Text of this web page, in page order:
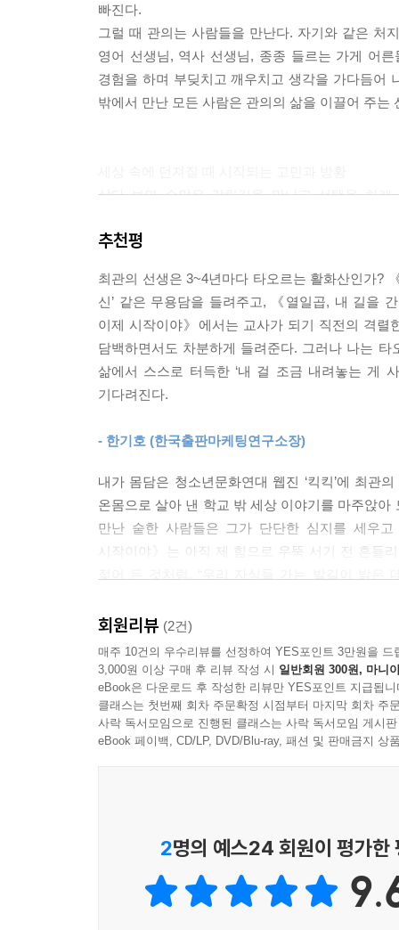
어려서야 부모나 어른 잘못 만나 그러려니 하지
이 말이여. --- p.233
누구의 딸, 누구의 아내, 누구의 엄마, 이런 거 말
마음껏 활짝 펼쳐보며 살아 봤냐는 거지.
빠진다.
그럴 때 관의는 사람들을 만난다. 자기와 같은 처
영어 선생님, 역사 선생님, 종종 들르는 가게 어
경험을 하며 부딪치고 깨우치고 생각을 가다듬어
밖에서 만난 모든 사람은 관의의 삶을 이끌어 주는
살다 보면 수많은 갈림길을 만나고 선택을 하
대학에서 무역을 공부하고 싶어 한다. 처음 대학
공부하지만, 수업 시간에 다른 짓만 하고 맨날
생각이 들기도 한다.
이리저리 방황하며 꿈을 찾아 헤매던 관의는 대
관의는 앞으로 어떻게 살아가야 할지 고민 끝에
시작이야》는 청소년 관의가 나다움을 찾아가는
헛걸음과 좌절을 겪으면서도 성장하는 열아홉 살
관의가 열다섯에 학교 밖 세상으로 던져질 때, 수
트럭을 팔아 보라고 물건을 내준 가게 아저씨, 고
공장장님, 언제나 든든히 관의를 바라보며 뒷바
이리저리 흔들리고 방황할 십 대 청소년들에게
따뜻한 격려와 무한한 응원을 전한다.
추천평
최관의 선생은 3~4년마다 타오르는 활화산인가?
신’ 같은 무용담을 들려주고, 《열일곱, 내 길을
이제 시작이야》에서는 교사가 되기 직전의 격
담백하면서도 차분하게 들려준다. 그러나 나는
삶에서 스스로 터득한 ‘내 걸 조금 내려놓는 게
기다려진다.
- 한기호 (한국출판마케팅연구소장)
내가 몸담은 청소년문화연대 웹진 ‘킥킥’에 최관
온몸으로 살아 낸 학교 밖 세상 이야기를 마주앉
만난 숱한 사람들은 그가 단단한 심지를 세우
시작이야》는 아직 제 힘으로 우뚝 서기 전 흔들
- 정진화 (청소년문화연대 킥킥 대표)
회원리뷰 (2건)
매주 10건의 우수리뷰를 선정하여 YES포인트 3만원을 드
3,000원 이상 구매 후 리뷰 작성 시 일반회원 300원, 마니
eBook은 다운로드 후 작성한 리뷰만 YES포인트 지급됩니
클래스는 첫번째 회차 주문확정 시점부터 마지막 회차 주
사락 독서모임으로 진행된 클래스는 사락 독서모임 게시
eBook 페이백, CD/LP, DVD/Blu-ray, 패션 및 판매금지 상
2명의 예스24 회원이 평가한